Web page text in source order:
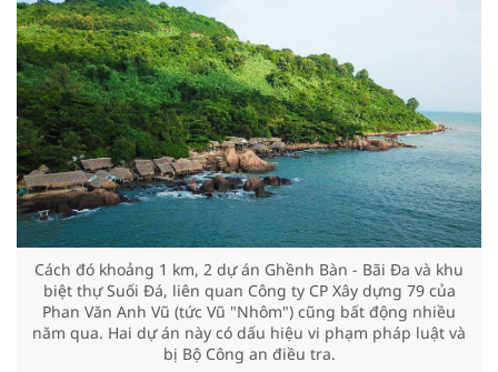
Cách đó khoảng 1 km, 2 dự án Ghềnh Bàn - Bãi Đa và khu
biệt thự Suối Đá, liên quan Công ty CP Xây dựng 79 của
Phan Văn Anh Vũ (tức Vũ "Nhôm") cũng bất động nhiều
năm qua. Hai dự án này có dấu hiệu vi phạm pháp luật và
bị Bộ Công an điều tra.